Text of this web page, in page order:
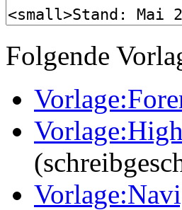
Folgende